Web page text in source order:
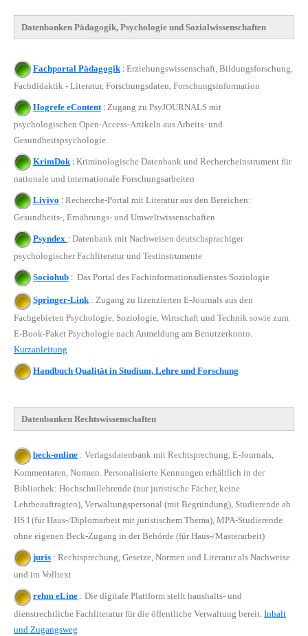
Datenbanken Pädagogik, Psychologie und Sozialwissenschaften
Fachportal Pädagogik : Erziehungswissenschaft, Bildungsforschung,
Fachdidaktik - Literatur, Forschungsdaten, Forschungsinformation
Hogrefe eContent: Zugang zu PsyJOURNALS mit
psychologischen Open-Access-Artikeln aus Arbeits- und
Gesundheitspsychologie.
KrimDok : Kriminologische Datenbank und Rechercheinstrument für
nationale und internationale Forschungsarbeiten
Livivo : Recherche-Portal mit Literatur aus den Bereichen:
Gesundheits-, Ernährungs- und Umweltwissenschaften
Psyndex : Datenbank mit Nachweisen deutschsprachiger
psychologischer Fachliteratur und Testinstrumente
Sociohub : Das Portal des Fachinformationsdienstes Soziologie
Springer-Link: Zugang zu lizenzierten E-Journals aus den
Fachgebieten Psychologie, Soziologie, Wirtschaft und Technik sowie zum
E-Book-Paket Psychologie nach Anmeldung am Benutzerkonto.
Kurzanleitung
Handbuch Qualität in Studium, Lehre und Forschung
Datenbanken Rechtswissenschaften
beck-online : Verlagsdatenbank mit Rechtsprechung, E-Journals,
Kommentaren, Normen. Personalisierte Kennungen erhältlich in der
Bibliothek: Hochschullehrende (nur juristische Fächer, keine
Lehrbeauftragten), Verwaltungspersonal (mit Begründung), Studierende ab
HS I (für Haus-/Diplomarbeit mit juristischem Thema), MPA-Studierende
ohne eigenen Beck-Zugang in der Behörde (für Haus-/Masterarbeit)
juris : Rechtsprechung, Gesetze, Normen und Literatur als Nachweise
und im Volltext
rehm eLine : Die digitale Plattform stellt haushalts- und
dienstrechtliche Fachliteratur für die öffentliche Verwaltung bereit. Inhalt
und Zugangsweg